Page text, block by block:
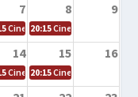
7 8 9
Cine en la calle – El niño y la
20:15Cine en la calle –
14 15 16
Cine en la calle – Tortugas
20:15Cine en la calle –